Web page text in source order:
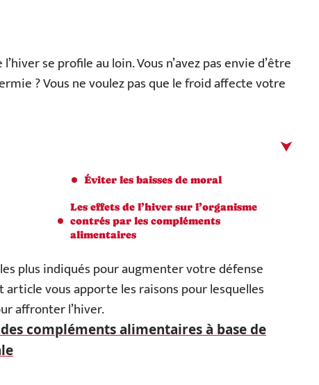
se profile au loin. Vous n’avez pas envie d’être
? Vous ne voulez pas que le froid affecte votre
Éviter les baisses de moral
Les effets de l’hiver sur l’organisme
contrés par les compléments
alimentaires
plus indiqués pour augmenter votre défense
vous apporte les raisons pour lesquelles
affronter l’hiver.
compléments alimentaires à base de